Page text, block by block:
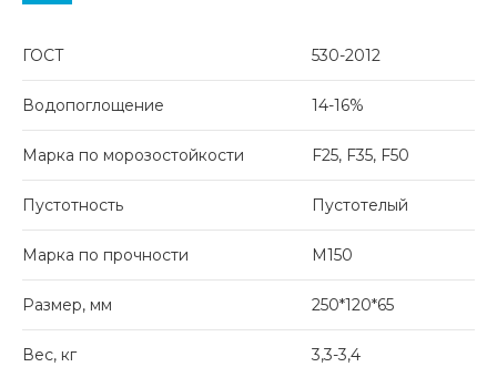
ГОСТ 530-2012
Водопоглощение 14-16%
Марка по морозостойкости F25, F35, F50
Пустотность Пустотелый
Марка по прочности М150
Размер, мм 250*120*65
Вес, кг 3,3-3,4